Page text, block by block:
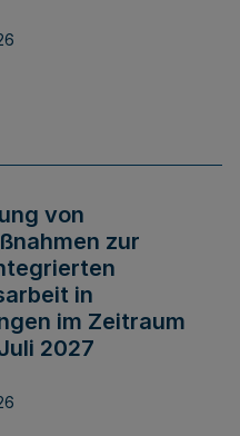
von
zur
in
im Zeitraum
2027